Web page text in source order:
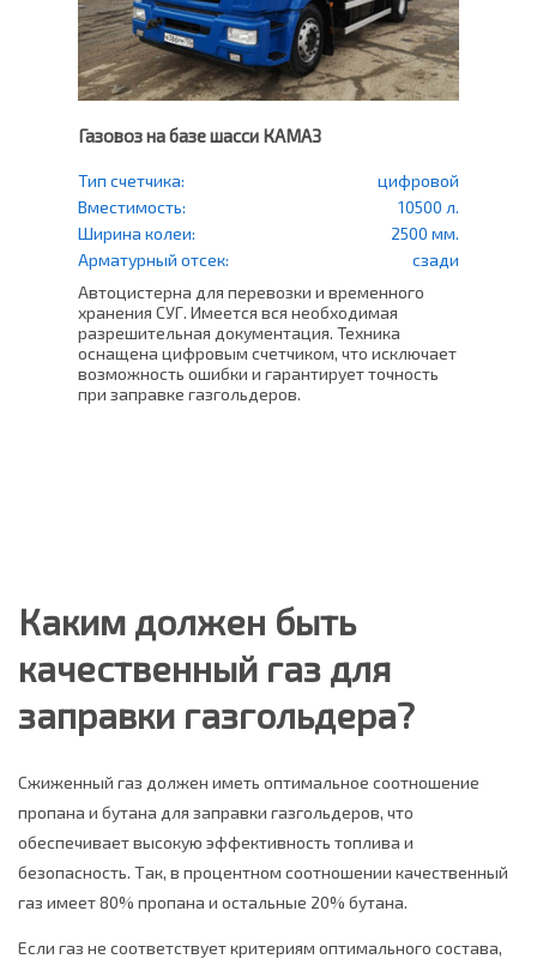
Газовоз на базе шасси КАМАЗ
Тип счетчика:
цифровой
Вместимость:
10500 л.
Ширина колеи:
2500 мм.
Арматурный отсек:
сзади
Автоцистерна для перевозки и временного
хранения СУГ. Имеется вся необходимая
разрешительная документация. Техника
оснащена цифровым счетчиком, что исключает
возможность ошибки и гарантирует точность
при заправке газгольдеров.
Каким должен быть
качественный газ для
заправки газгольдера?
Сжиженный газ должен иметь оптимальное соотношение
пропана и бутана для заправки газгольдеров, что
обеспечивает высокую эффективность топлива и
безопасность. Так, в процентном соотношении качественный
газ имеет 80% пропана и остальные 20% бутана.
Если газ не соответствует критериям оптимального состава,